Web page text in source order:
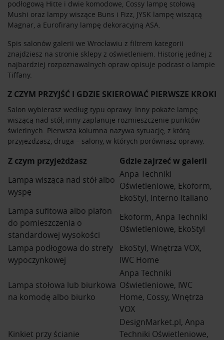
podłogową Hitte i dwie komodowe, Cossy lampę stołową
Mushi oraz lampy wiszące Buns i Fizz, JYSK lampę wiszącą
Magnar, a Eurofirany lampę dekoracyjną ASA.
Spis salonów galerii we Wrocławiu z filtrem kategorii
znajdziesz na stronie sklepy z oświetleniem. Historię jednej z
najbardziej rozpoznawalnych opraw opisuje podcast o lampie
Tiffany.
Z CZYM PRZYJŚĆ I GDZIE SKIEROWAĆ PIERWSZE KROKI
Salon wybierasz według typu oprawy. Inny pokaże lampę
wiszącą nad stół, inny zaplanuje rozmieszczenie punktów
świetlnych. Pierwsza kolumna nazywa sytuację, z którą
przyjeżdżasz, druga – salony, w których porównasz oprawy.
Z czym przyjeżdżasz
Gdzie zajrzeć w galerii
Lampa wisząca nad stół albo
wyspę
Anpa Techniki
Oświetleniowe, Ekoform,
EkoStyl, Interno Italiano
Lampa sufitowa albo plafon
do pomieszczenia o
standardowej wysokości
Ekoform, Anpa Techniki
Oświetleniowe, EkoStyl
Lampa podłogowa do strefy
wypoczynkowej
EkoStyl, Wnętrza VOX,
IWC Home
Lampa stołowa lub biurkowa
na komodę albo biurko
Anpa Techniki
Oświetleniowe, IWC
Home, Cossy, Wnętrza
VOX
Kinkiet przy ścianie
DesignMarket.pl, Anpa
Techniki Oświetleniowe,